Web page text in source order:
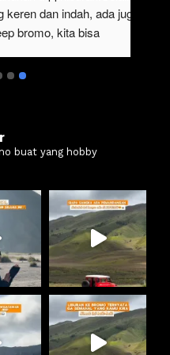
trip ke bromo kali
dan itinerarynya
buat yang hobby